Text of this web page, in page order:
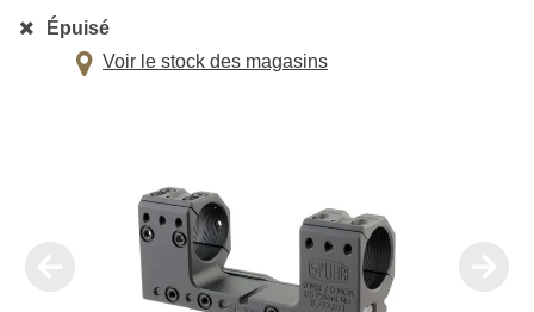
Épuisé
Voir le stock des magasins